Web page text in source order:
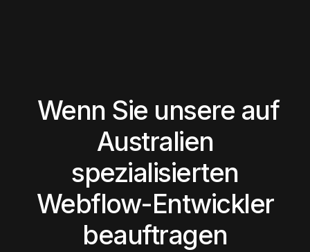
Wenn Sie unsere auf
Australien
spezialisierten
Webflow-Entwickler
beauftragen